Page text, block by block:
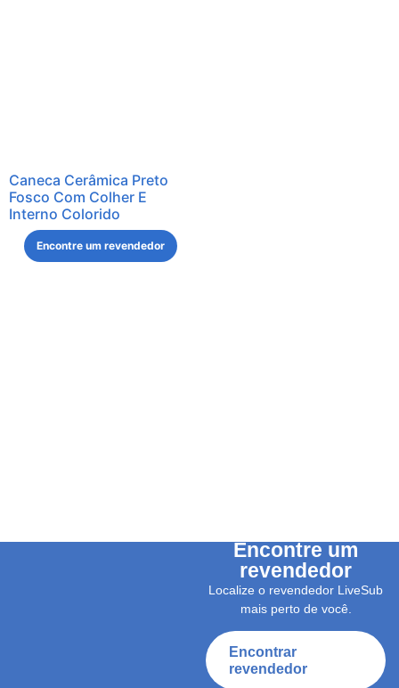
Caneca Cerâmica Preto
Fosco Com Colher E
Interno Colorido
Encontre um revendedor
Encontre um
revendedor
Localize o revendedor LiveSub
mais perto de você.
Encontrar
revendedor